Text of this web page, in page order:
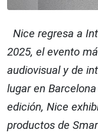
Nice regresa a
2025, el evento
audiovisual y de
lugar en
edición, Nice
productos de